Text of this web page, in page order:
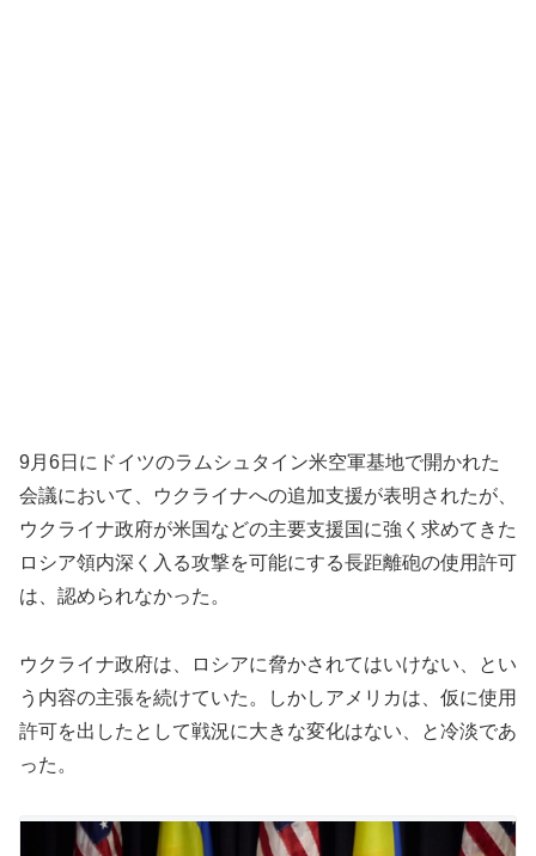
9月6日にドイツのラムシュタイン米空軍基地で開かれた
会議において、ウクライナへの追加支援が表明されたが、
ウクライナ政府が米国などの主要支援国に強く求めてきた
ロシア領内深く入る攻撃を可能にする長距離砲の使用許可
は、認められなかった。
ウクライナ政府は、ロシアに脅かされてはいけない、とい
う内容の主張を続けていた。しかしアメリカは、仮に使用
許可を出したとして戦況に大きな変化はない、と冷淡であ
った。